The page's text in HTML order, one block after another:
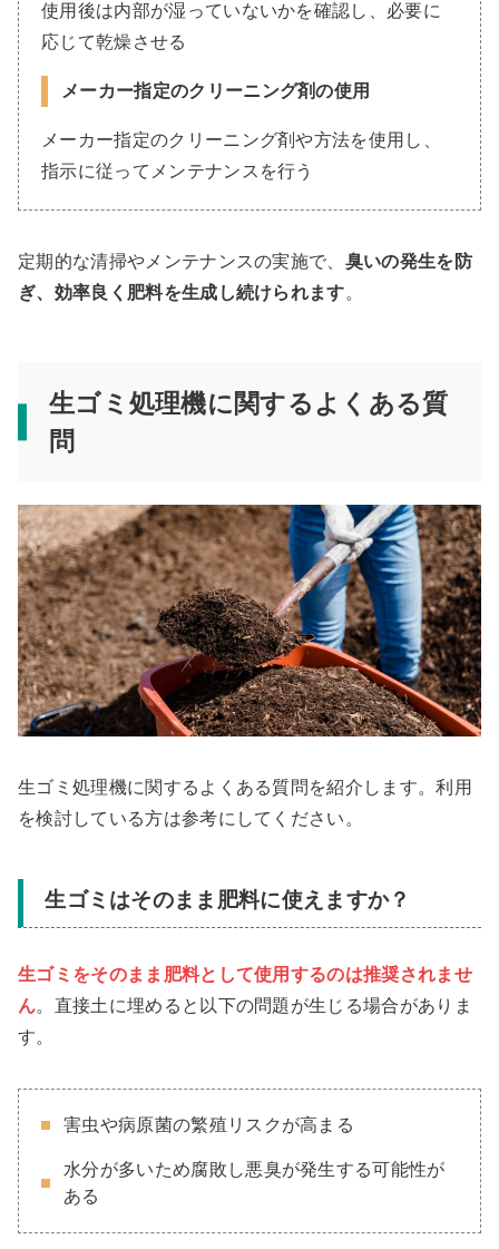
使用後は内部が湿っていないかを確認し、必要に
応じて乾燥させる
メーカー指定のクリーニング剤の使用
メーカー指定のクリーニング剤や方法を使用し、
指示に従ってメンテナンスを行う
定期的な清掃やメンテナンスの実施で、 臭いの発生を防
ぎ、効率良く肥料を生成し続けられます。
生ゴミ処理機に関するよくある質
問
生ゴミ処理機に関するよくある質問を紹介します。利用
を検討している方は参考にしてください。
生ゴミはそのまま肥料に使えますか？
生ゴミをそのまま肥料として使用するのは推奨されませ
ん。直接土に埋めると以下の問題が生じる場合がありま
す。
害虫や病原菌の繁殖リスクが高まる
水分が多いため腐敗し悪臭が発生する可能性が
ある